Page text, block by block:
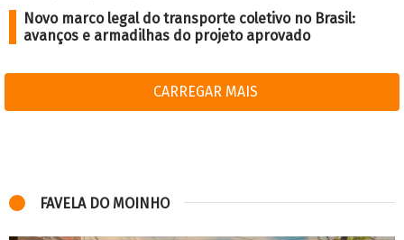
Novo marco legal do transporte coletivo no Brasil:
avanços e armadilhas do projeto aprovado
CARREGAR MAIS
FAVELA DO MOINHO